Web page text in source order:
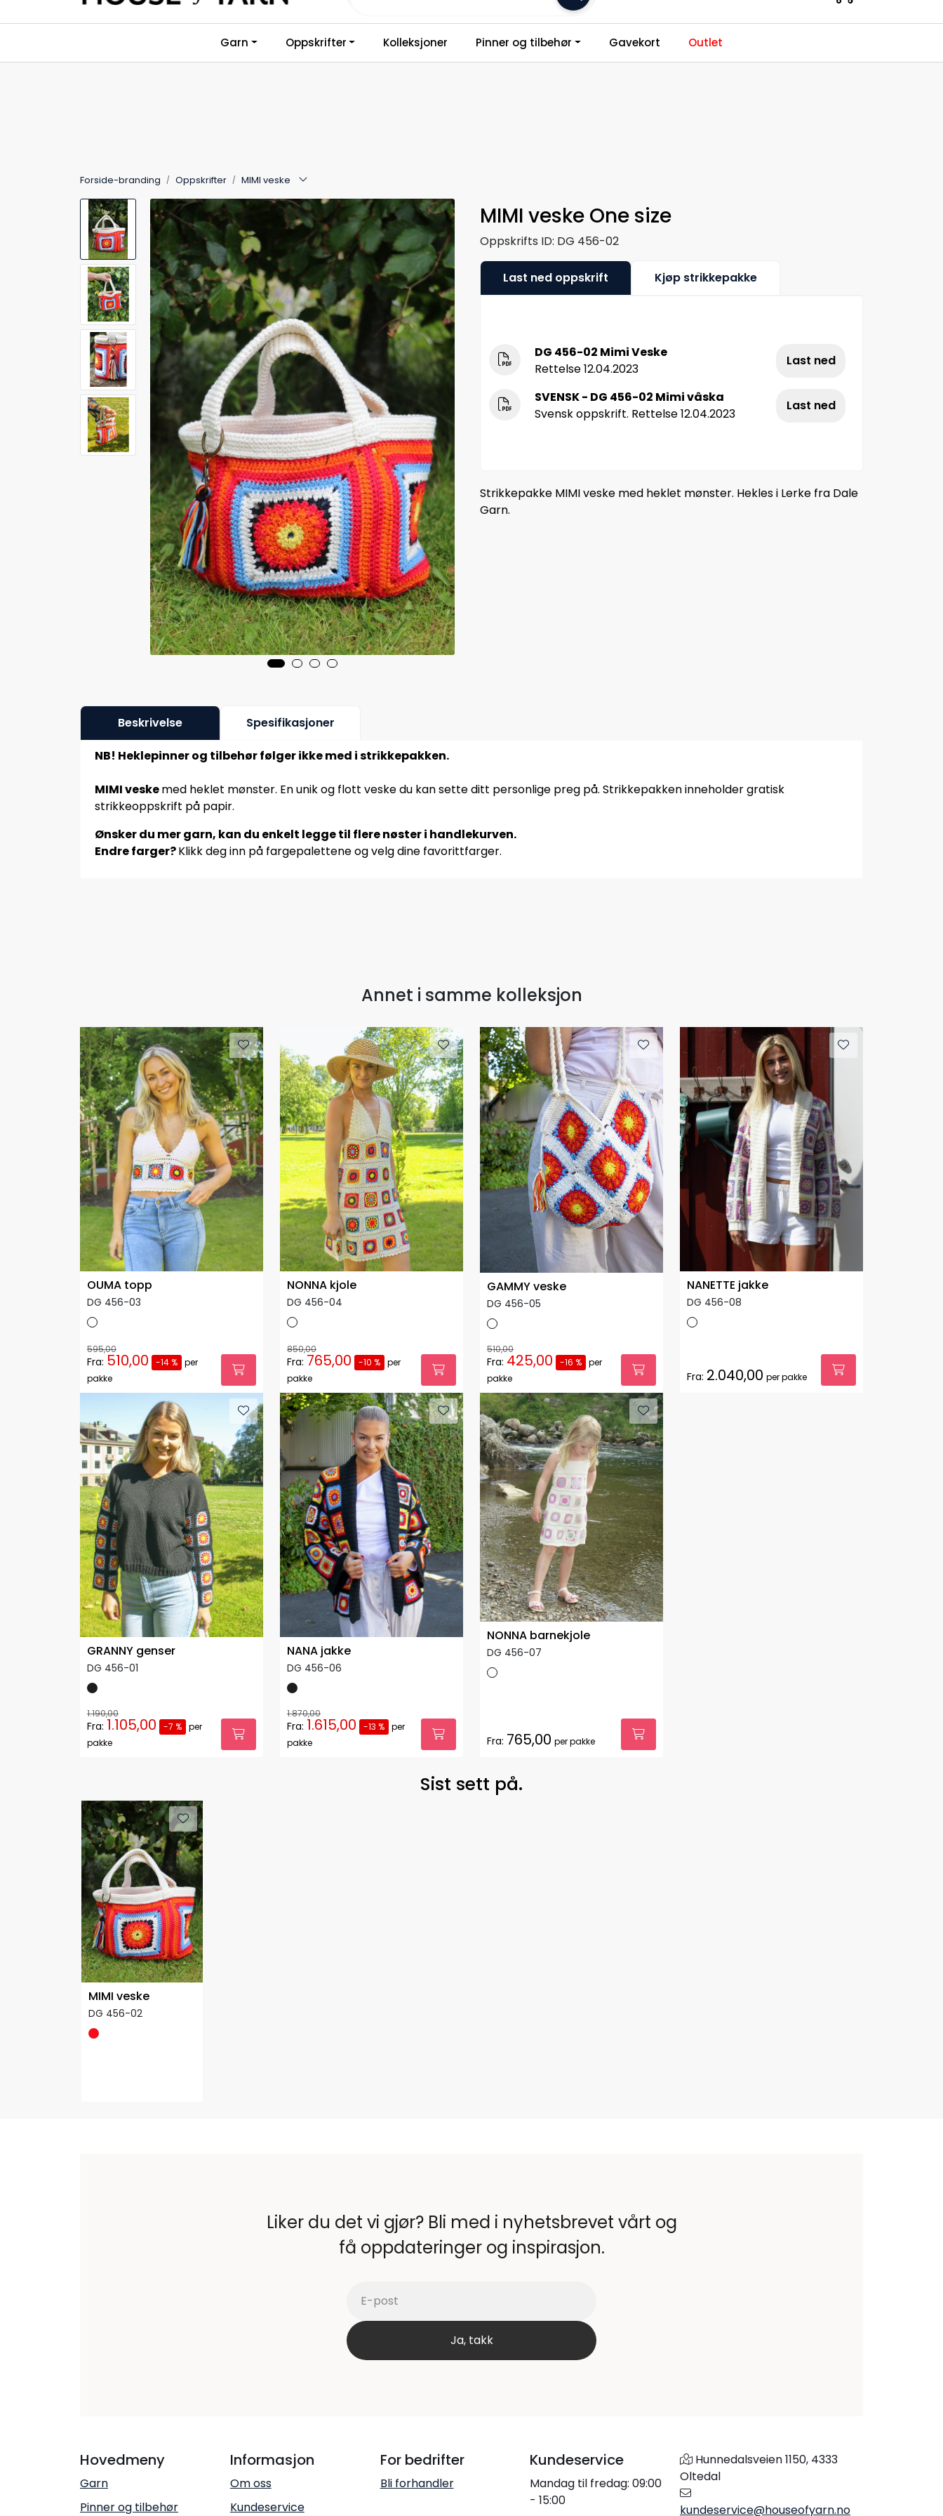
Skip to main content
Kundeservice
Garn Oppskrifter Kolleksjoner Pinner og tilbehør Gavekort Outlet
Forside-branding Oppskrifter MIMI veske
MIMI veske One size
Oppskrifts ID: DG 456-02
Last ned oppskrift Kjøp strikkepakke
DG 456-02 Mimi Veske
Rettelse 12.04.2023
Last ned
SVENSK - DG 456-02 Mimi vâska
Svensk oppskrift. Rettelse 12.04.2023
Last ned
Strikkepakke MIMI veske med heklet mønster. Hekles i Lerke fra Dale
Garn.
Beskrivelse Spesifikasjoner
NB! Heklepinner og tilbehør følger ikke med i strikkepakken.
MIMI veskemed heklet mønster. En unik og flott veske du kan sette ditt personlige preg på. Strikkepakken inneholder gratisk
strikkeoppskrift på papir.
Ønsker du mer garn, kan du enkelt legge til flere nøster i handlekurven.
Endre farger?Klikk deg inn på fargepalettene og velg dine favorittfarger.
Annet i samme kolleksjon
OUMA topp
DG 456-03
595,00
Fra: 510,00 -14 % per
pakke
NONNA kjole
DG 456-04
850,00
Fra: 765,00 -10 % per
pakke
GAMMY veske
DG 456-05
510,00
Fra: 425,00 -16 % per
pakke
NANETTE jakke
DG 456-08
Fra: 2.040,00 per pakke
GRANNY genser
DG 456-01
1.190,00
Fra: 1.105,00 -7 % per
pakke
NANA jakke
DG 456-06
1.870,00
Fra: 1.615,00 -13 % per
pakke
NONNA barnekjole
DG 456-07
Fra: 765,00 per pakke
Sist sett på.
MIMI veske
DG 456-02
Liker du det vi gjør? Bli med i nyhetsbrevet vårt og
få oppdateringer og inspirasjon.
Hovedmeny
Garn
Pinner og tilbehør
Informasjon
Om oss
Kundeservice
For bedrifter
Bli forhandler
Kundeservice
Mandag til fredag: 09:00
- 15:00
Hunnedalsveien 1150, 4333
Oltedal
kundeservice@houseofyarn.no